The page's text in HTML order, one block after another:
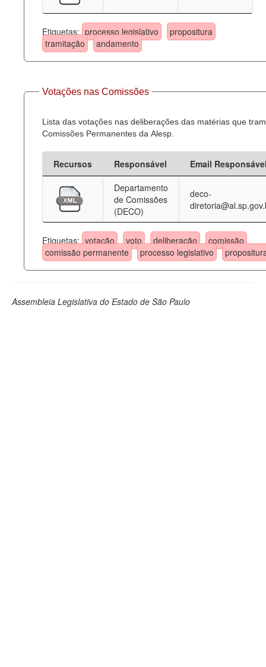
Etiquetas: processo legislativo
propositura
tramitação
andamento
Votações nas Comissões
Lista das votações nas deliberações das matérias que
Comissões Permanentes da Alesp.
Recursos Responsável
Email
Departamento
de Comissões
(DECO)
deco-
Etiquetas: votação voto deliberação
comissão
comissão permanente
processo legislativo
Assembleia Legislativa do Estado de São Paulo